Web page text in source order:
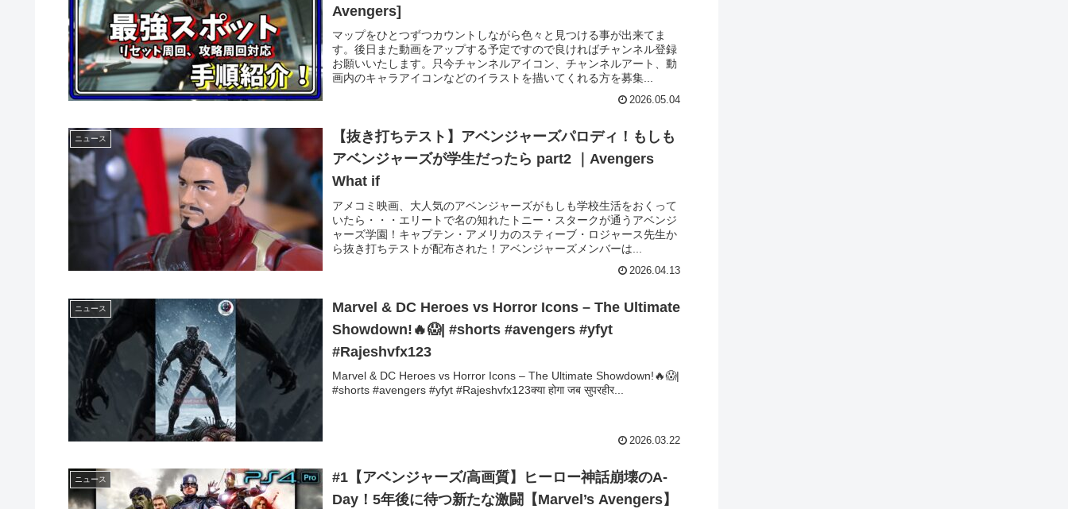
Avengers]
マップをひとつずつカウントしながら色々と見つける事が出来てま
す。後日また動画をアップする予定ですので良ければチャンネル登録
お願いいたします。只今チャンネルアイコン、チャンネルアート、動
画内のキャラアイコンなどのイラストを描いてくれる方を募集...
2026.05.04
ニュース
【抜き打ちテスト】アベンジャーズパロディ！もしも
アベンジャーズが学生だったら part2 ｜Avengers
What if
アメコミ映画、大人気のアベンジャーズがもしも学校生活をおくって
いたら・・・エリートで名の知れたトニー・スタークが通うアベンジ
ャーズ学園！キャプテン・アメリカのスティーブ・ロジャース先生か
ら抜き打ちテストが配布された！アベンジャーズメンバーは...
2026.04.13
ニュース
Marvel & DC Heroes vs Horror Icons – The Ultimate
Showdown!🔥😱| #shorts #avengers #yfyt
#Rajeshvfx123
Marvel & DC Heroes vs Horror Icons – The Ultimate Showdown!🔥😱|
#shorts #avengers #yfyt #Rajeshvfx123क्या होगा जब सुपरहीर...
2026.03.22
ニュース
#1【アベンジャーズ/高画質】ヒーロー神話崩壊のA-
Day！5年後に待つ新たな激闘【Marvel’s Avengers】